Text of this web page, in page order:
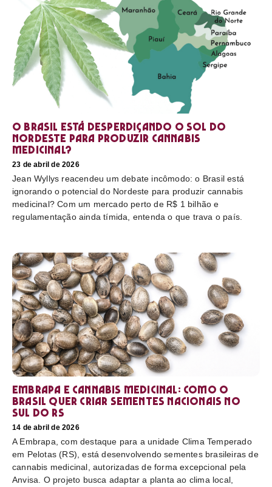
O Brasil está desperdiçando o sol do
nordeste para produzir cannabis
medicinal?
23 de abril de 2026
Jean Wyllys reacendeu um debate incômodo: o Brasil está
ignorando o potencial do Nordeste para produzir cannabis
medicinal? Com um mercado perto de R$ 1 bilhão e
regulamentação ainda tímida, entenda o que trava o país.
Embrapa e cannabis medicinal: como o
Brasil quer criar sementes nacionais no
sul do RS
14 de abril de 2026
A Embrapa, com destaque para a unidade Clima Temperado
em Pelotas (RS), está desenvolvendo sementes brasileiras de
cannabis medicinal, autorizadas de forma excepcional pela
Anvisa. O projeto busca adaptar a planta ao clima local,